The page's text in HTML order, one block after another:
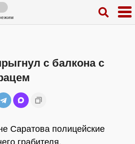
с балкона с
Саратова полицейские
грабителя.